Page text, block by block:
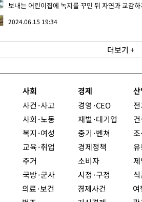
보내는 어린이집에 녹지를 꾸민 뒤 자연과 교감
2024.06.15 19:34
더보기 +
사회
사건·사고
사회·노동
복지·여성
교육·취업
주거
국방·군사
의료·보건
경제
경영·CEO
재벌·대기업
중기·벤쳐
경제정책
소비자
시정·구정
경제사건
산